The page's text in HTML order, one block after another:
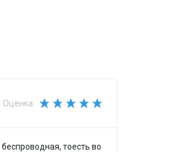
для каждого
Оценка:
тоесть во